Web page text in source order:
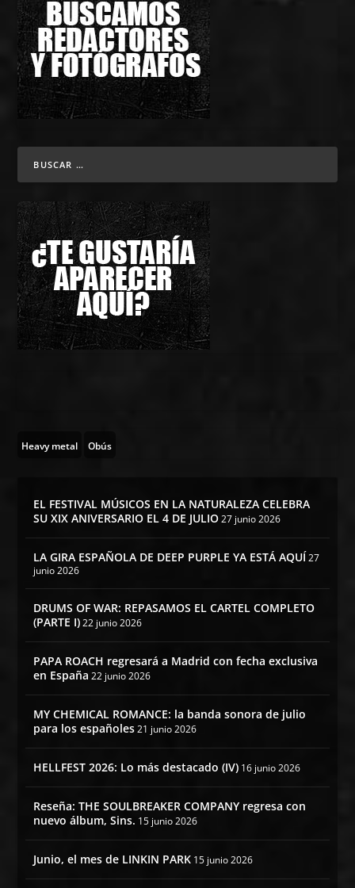
Heavy metal Obús
EL FESTIVAL MÚSICOS EN LA NATURALEZA CELEBRA
SU XIX ANIVERSARIO EL 4 DE JULIO 27 junio 2026
LA GIRA ESPAÑOLA DE DEEP PURPLE YA ESTÁ AQUÍ27
junio 2026
DRUMS OF WAR: REPASAMOS EL CARTEL COMPLETO
(PARTE I) 22 junio 2026
PAPA ROACH regresará a Madrid con fecha exclusiva
en España 22 junio 2026
MY CHEMICAL ROMANCE: la banda sonora de julio
para los españoles 21 junio 2026
HELLFEST 2026: Lo más destacado (IV) 16 junio 2026
Reseña: THE SOULBREAKER COMPANY regresa con
nuevo álbum, Sins. 15 junio 2026
Junio, el mes de LINKIN PARK 15 junio 2026